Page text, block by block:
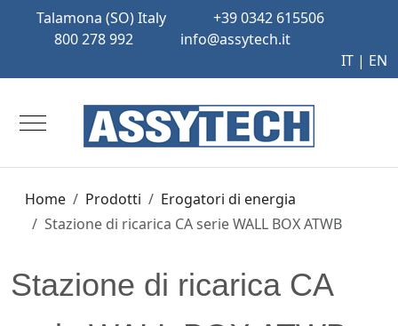
Talamona (SO) Italy
+39 0342 615506
800 278 992
info@assytech.it
IT | EN
Mobile Menu Toggle
Home Prodotti
Erogatori di energia
Stazione di ricarica CA serie WALL BOX ATWB
Stazione di ricarica CA